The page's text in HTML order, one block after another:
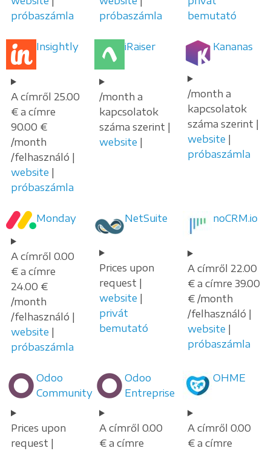
próbaszámla
próbaszámla
bemutató
Insightly
A címről 25.00
€ a címre
90.00 €
/month
/felhasználó |
website |
próbaszámla
iRaiser
/month a
kapcsolatok
száma szerint |
website |
Kananas
/month a
kapcsolatok
száma szerint |
website |
próbaszámla
Monday
A címről 0.00
€ a címre
24.00 €
/month
/felhasználó |
website |
próbaszámla
NetSuite
Prices upon
request |
website |
privát
bemutató
noCRM.io
A címről 22.00
€ a címre 39.00
€ /month
/felhasználó |
website |
próbaszámla
Odoo
Community
Prices upon
request |
Odoo
Entreprise
A címről 0.00
€ a címre
OHME
A címről 0.00
€ a címre